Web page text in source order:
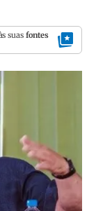
suas fontes